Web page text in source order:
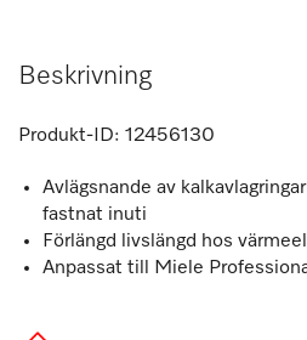
Beskrivning
Produkt-ID: 12456130
Avlägsnande av
fastnat inuti
Förlängd livslängd hos
Anpassat till Miele